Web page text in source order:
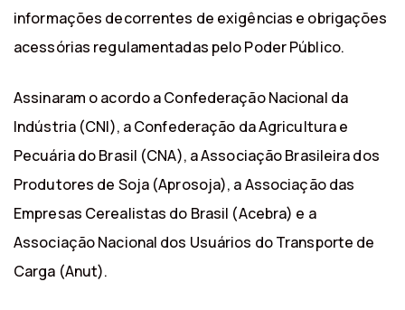
informações decorrentes de exigências e obrigações
acessórias regulamentadas pelo Poder Público.
Assinaram o acordo a Confederação Nacional da
Indústria (CNI), a Confederação da Agricultura e
Pecuária do Brasil (CNA), a Associação Brasileira dos
Produtores de Soja (Aprosoja), a Associação das
Empresas Cerealistas do Brasil (Acebra) e a
Associação Nacional dos Usuários do Transporte de
Carga (Anut).